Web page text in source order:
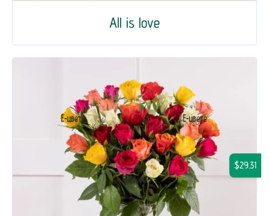
All is love
$29.31